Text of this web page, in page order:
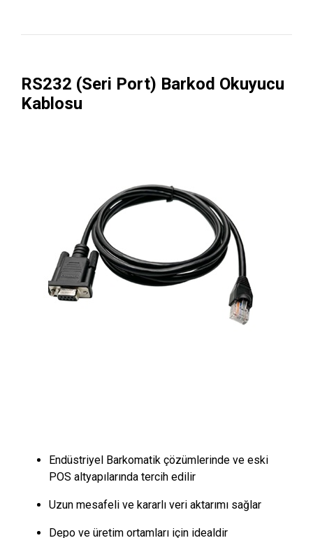
RS232 (Seri Port) Barkod Okuyucu
Kablosu
Endüstriyel Barkomatik çözümlerinde ve eski
POS altyapılarında tercih edilir
Uzun mesafeli ve kararlı veri aktarımı sağlar
Depo ve üretim ortamları için idealdir